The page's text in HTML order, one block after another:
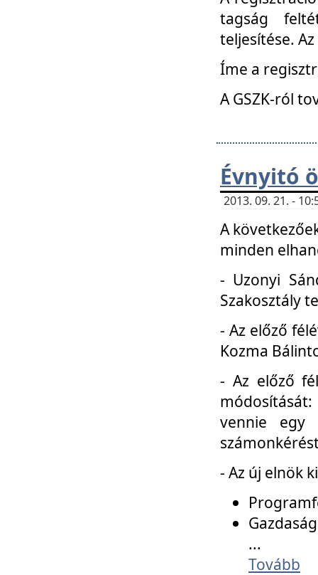
tagság
teljesítése.
Íme a
A GSZK-ról
Évnyitó
2013. 09. 21. -
A
minden
- Uzonyi
Szakosztály
- Az előző
Kozma
- Az előző
vennie egy
- Az új elnök
...
Tovább